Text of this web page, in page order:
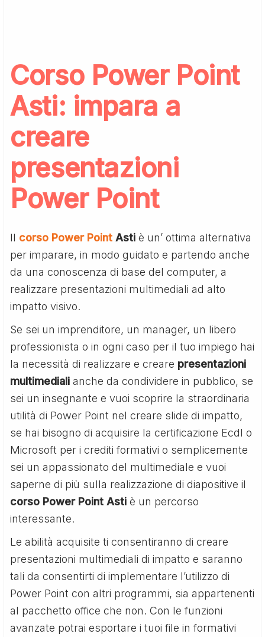
Corso Power Point
Asti: impara a
creare
presentazioni
Power Point
Il corso Power Point Asti è un’ ottima alternativa
per imparare, in modo guidato e partendo anche
da una conoscenza di base del computer, a
realizzare presentazioni multimediali ad alto
impatto visivo.
Se sei un imprenditore, un manager, un libero
professionista o in ogni caso per il tuo impiego hai
la necessità di realizzare e creare presentazioni
multimediali anche da condividere in pubblico, se
sei un insegnante e vuoi scoprire la straordinaria
utilità di Power Point nel creare slide di impatto,
se hai bisogno di acquisire la certificazione Ecdl o
Microsoft per i crediti formativi o semplicemente
sei un appassionato del multimediale e vuoi
saperne di più sulla realizzazione di diapositive il
corso Power Point Asti è un percorso
interessante.
Le abilità acquisite ti consentiranno di creare
presentazioni multimediali di impatto e saranno
tali da consentirti di implementare l’utilizzo di
Power Point con altri programmi, sia appartenenti
al pacchetto office che non. Con le funzioni
avanzate potrai esportare i tuoi file in formativi